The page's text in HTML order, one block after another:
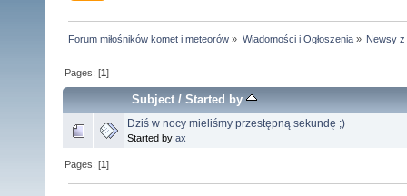
Forum miłośników komet i meteorów » Wiadomości i Ogłoszenia» Newsy z
Pages: [1]
Subject/Started by
Dziś w nocy mieliśmy przestępną sekundę ;)
Started by ax
Pages: [1]